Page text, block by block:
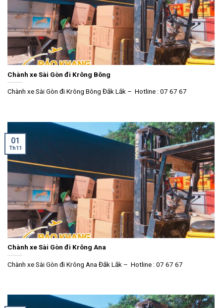
Chành xe Sài Gòn đi Krông Bông
Chành xe Sài Gòn đi Krông Bông Đắk Lắk – Hotline : 07 67 67
Chành xe Sài Gòn đi Krông Ana
Chành xe Sài Gòn đi Krông Ana Đắk Lắk – Hotline : 07 67 67
01
Th11